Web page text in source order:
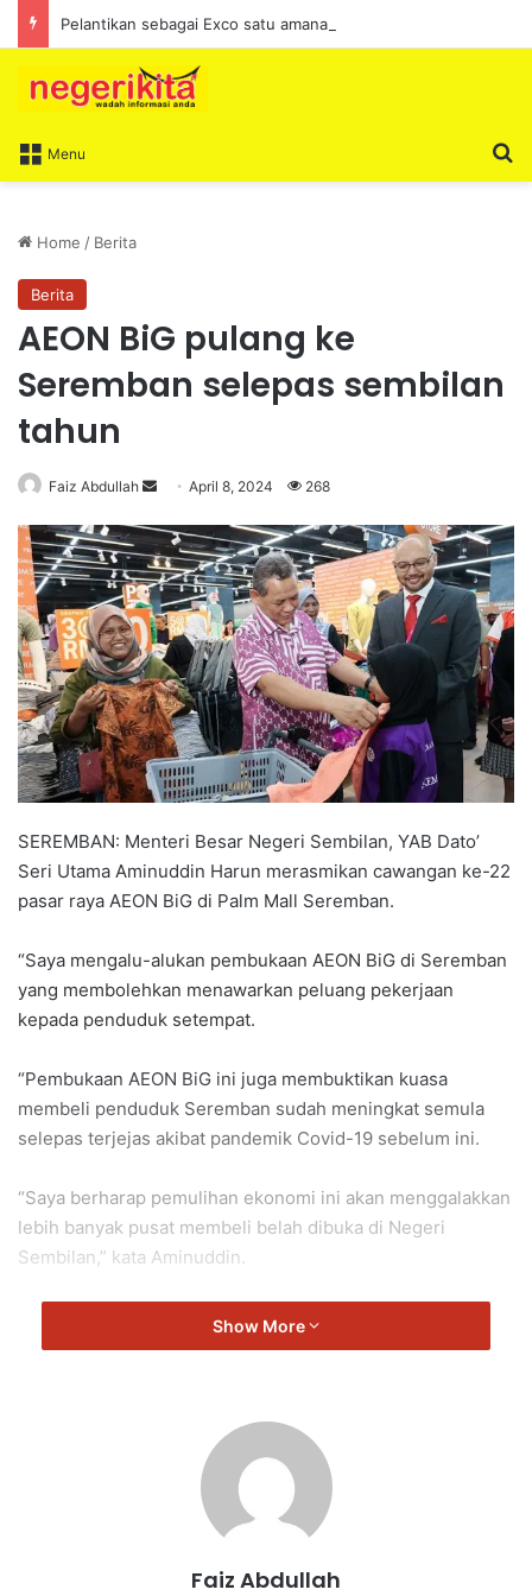
Menu
Home / Berita
Berita
AEON BiG pulang ke
Seremban selepas sembilan
tahun
Faiz Abdullah
n
d
a
n
e
m
a
i
l
April 8, 2024 268
SEREMBAN: Menteri Besar Negeri Sembilan, YAB Dato’
Seri Utama Aminuddin Harun merasmikan cawangan ke-22
pasar raya AEON BiG di Palm Mall Seremban.
“Saya mengalu-alukan pembukaan AEON BiG di Seremban
yang membolehkan menawarkan peluang pekerjaan
kepada penduduk setempat.
“Pembukaan AEON BiG ini juga membuktikan kuasa
membeli penduduk Seremban sudah meningkat semula
selepas terjejas akibat pandemik Covid-19 sebelum ini.
“Saya berharap pemulihan ekonomi ini akan menggalakkan
lebih banyak pusat membeli belah dibuka di Negeri
Sembilan,” kata Aminuddin.
Show More
Faiz Abdullah